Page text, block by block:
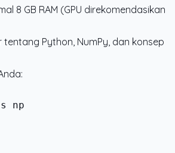
8 GB RAM (GPU direkomendasikan
Python, NumPy, dan konsep
np